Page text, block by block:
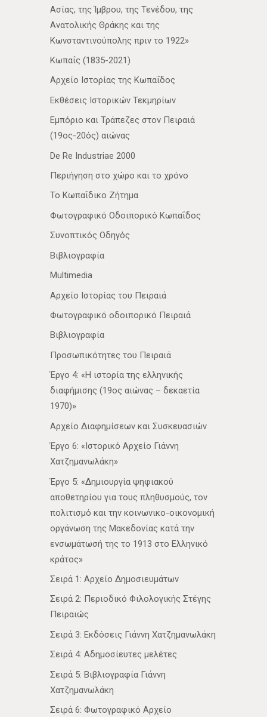
Ασίας, της Ίμβρου, της Τενέδου, της
Ανατολικής Θράκης και της
Κωνσταντινούπολης πριν το 1922»
Κωπαΐς (1835-2021)
Αρχείο Ιστορίας της Κωπαΐδος
Εκθέσεις Ιστορικών Τεκμηρίων
Εμπόριο και Τράπεζες στον Πειραιά
(19ος-20ός) αιώνας
De Re Industriae 2000
Περιήγηση στο χώρο και το χρόνο
Το Κωπαΐδικο Ζήτημα
Φωτογραφικό Οδοιπορικό Κωπαΐδος
Συνοπτικός Οδηγός
Βιβλιογραφία
Multimedia
Αρχείο Ιστορίας του Πειραιά
Φωτογραφικό οδοιπορικό Πειραιά
Βιβλιογραφία
Προσωπικότητες του Πειραιά
Έργο 4: «Η ιστορία της ελληνικής
διαφήμισης (19ος αιώνας – δεκαετία
1970)»
Αρχείο Διαφημίσεων και Συσκευασιών
Έργο 6: «Ιστορικό Αρχείο Γιάννη
Χατζημανωλάκη»
Έργο 5: «Δημιουργία ψηφιακού
αποθετηρίου για τους πληθυσμούς, τον
πολιτισμό και την κοινωνικο-οικονομική
οργάνωση της Μακεδονίας κατά την
ενσωμάτωσή της το 1913 στο Ελληνικό
κράτος»
Σειρά 1: Αρχείο Δημοσιευμάτων
Σειρά 2: Περιοδικό Φιλολογικής Στέγης
Πειραιώς
Σειρά 3: Εκδόσεις Γιάννη Χατζημανωλάκη
Σειρά 4: Αδημοσίευτες μελέτες
Σειρά 5: Βιβλιογραφία Γιάννη
Χατζημανωλάκη
Σειρά 6: Φωτογραφικό Αρχείο